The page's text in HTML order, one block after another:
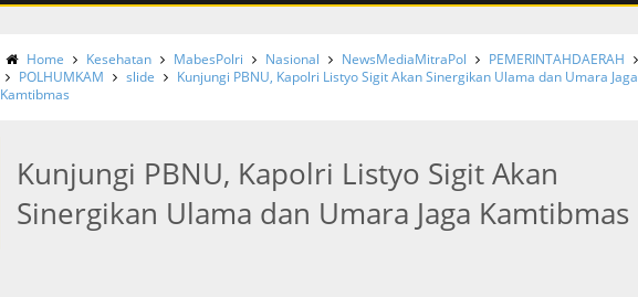
Home Kesehatan MabesPolri Nasional NewsMediaMitraPol PEMERINTAHDAERAH
POLHUMKAM
slide
Kunjungi PBNU, Kapolri Listyo Sigit Akan Sinergikan Ulama dan Umara Jaga
Kamtibmas
Kunjungi PBNU, Kapolri Listyo Sigit Akan
Sinergikan Ulama dan Umara Jaga Kamtibmas